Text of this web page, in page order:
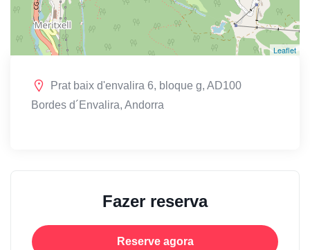
Leaflet
Prat baix d'envalira 6, bloque g, AD100
Bordes d´Envalira, Andorra
Fazer reserva
Reserve agora